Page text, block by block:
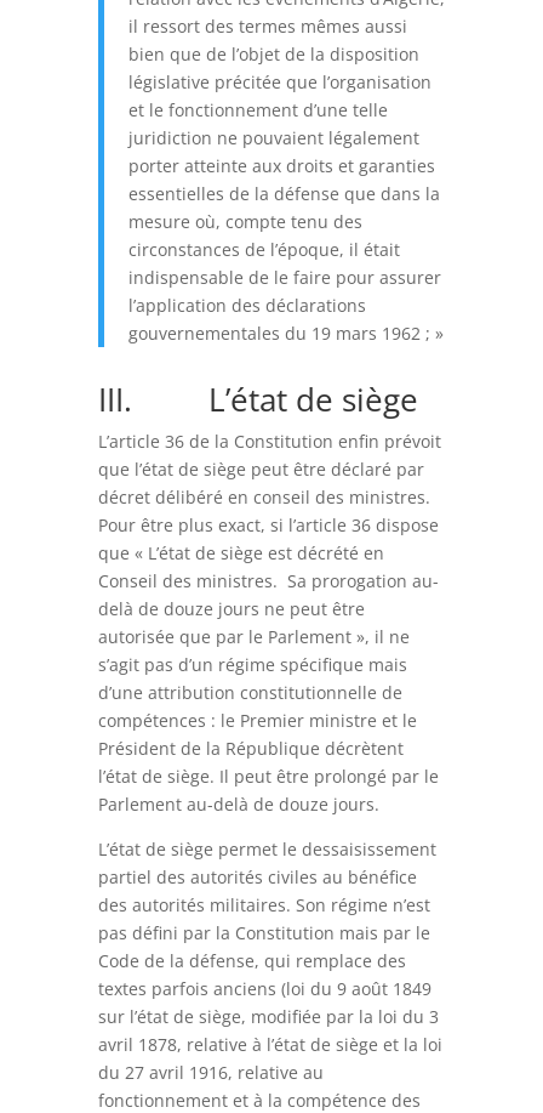
il ressort des termes mêmes aussi
bien que de l’objet de la disposition
législative précitée que l’organisation
et le fonctionnement d’une telle
juridiction ne pouvaient légalement
porter atteinte aux droits et garanties
essentielles de la défense que dans la
mesure où, compte tenu des
circonstances de l’époque, il était
indispensable de le faire pour assurer
l’application des déclarations
gouvernementales du 19 mars 1962 ; »
III. L’état de siège
L’article 36 de la Constitution enfin prévoit
que l’état de siège peut être déclaré par
décret délibéré en conseil des ministres.
Pour être plus exact, si l’article 36 dispose
que « L’état de siège est décrété en
Conseil des ministres. Sa prorogation au-
delà de douze jours ne peut être
autorisée que par le Parlement », il ne
s’agit pas d’un régime spécifique mais
d’une attribution constitutionnelle de
compétences : le Premier ministre et le
Président de la République décrètent
l’état de siège. Il peut être prolongé par le
Parlement au-delà de douze jours.
L’état de siège permet le dessaisissement
partiel des autorités civiles au bénéfice
des autorités militaires. Son régime n’est
pas défini par la Constitution mais par le
Code de la défense, qui remplace des
textes parfois anciens (loi du 9 août 1849
sur l’état de siège, modifiée par la loi du 3
avril 1878, relative à l’état de siège et la loi
du 27 avril 1916, relative au
fonctionnement et à la compétence des